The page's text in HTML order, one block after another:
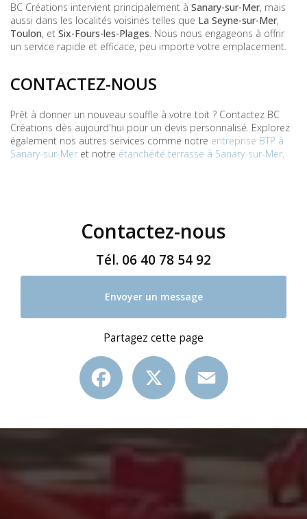
BC Créations intervient principalement à Sanary-sur-Mer, mais
aussi dans les localités voisines telles que La Seyne-sur-Mer,
Toulon, et Six-Fours-les-Plages. Nous nous engageons à offrir
un service rapide et efficace, peu importe votre emplacement.
CONTACTEZ-NOUS
Prêt à donner un nouveau souffle à votre toit ? Contactez BC
Créations dès aujourd'hui pour un devis personnalisé. Explorez
également nos autres services comme notre entreprise BTP à
Sanary-sur-Mer et notre étanchéité terrasse à Sanary-sur-Mer.
Contactez-nous
Tél. 06 40 78 54 92
Envoyer un message
Partagez cette page
Facebook